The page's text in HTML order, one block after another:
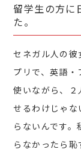
留学生の方に
た。
セネガル人の
プリで、英語
使いながら、
せるわけじゃ
らないんです
らなかったら